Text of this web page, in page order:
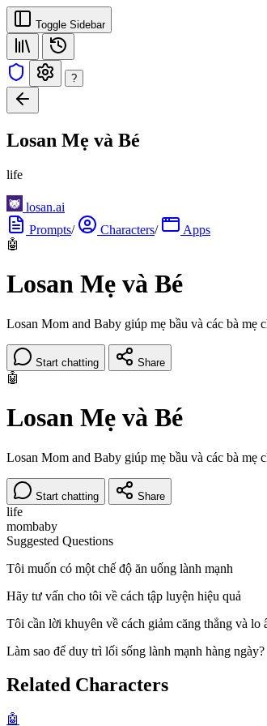
Toggle Sidebar
?
Losan Mẹ và Bé
life
losan.ai
Prompts/ Characters/
Apps
🤖
Losan Mẹ và Bé
Losan Mom and Baby giúp mẹ bầu và các bà mẹ
Start chatting Share
🤖
Losan Mẹ và Bé
Losan Mom and Baby giúp mẹ bầu và các bà mẹ
Start chatting Share
life
mombaby
Suggested Questions
Tôi muốn có một chế độ ăn uống lành mạnh
Hãy tư vấn cho tôi về cách tập luyện hiệu quả
Tôi cần lời khuyên về cách giảm căng thẳng và lo
Làm sao để duy trì lối sống lành mạnh hàng ngày?
Related Characters
🤖